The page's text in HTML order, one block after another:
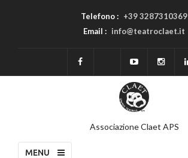
Telefono : +39 3287310369
Email : info@teatroclaet.it
Associazione Claet APS
MENU